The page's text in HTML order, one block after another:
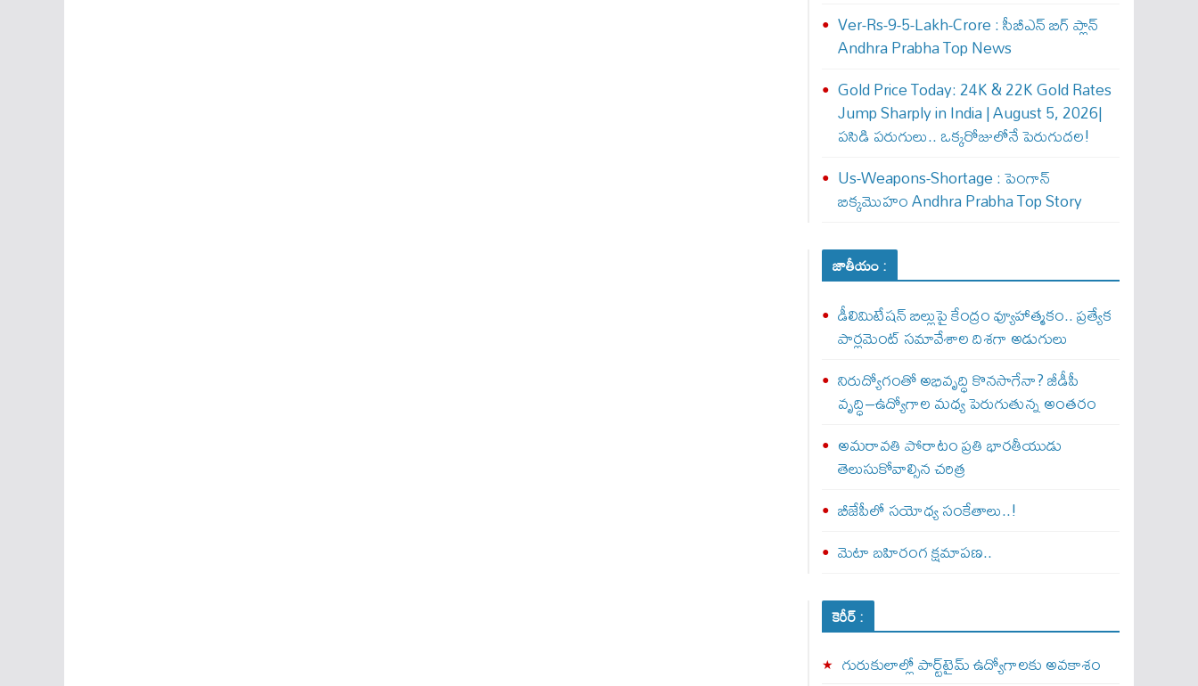
Ver-Rs-9-5-Lakh-Crore : సీబీఎన్ బిగ్ ప్లాన్
Andhra Prabha Top News
Gold Price Today: 24K & 22K Gold Rates
Jump Sharply in India | August 5, 2026|
పసిడి పరుగులు.. ఒక్కరోజులోనే పెరుగుద‌ల‌!
Us-Weapons-Shortage : పెంగాన్
బిక్క‌మొహం Andhra Prabha Top Story
జాతీయం :
డీలిమిటేషన్ బిల్లుపై కేంద్రం వ్యూహాత్మకం.. ప్రత్యేక
పార్లమెంట్ సమావేశాల దిశగా అడుగులు
నిరుద్యోగంతో అభివృద్ధి కొనసాగేనా? జీడీపీ
వృద్ధి–ఉద్యోగాల మధ్య పెరుగుతున్న అంతరం
అమరావతి పోరాటం ప్రతి భారతీయుడు
తెలుసుకోవాల్సిన చరిత్ర
బీజేపీలో సయోధ్య సంకేతాలు..!
మెటా బ‌హిరంగ క్షమాపణ..
కెరీర్ :
గురుకులాల్లో పార్ట్‌టైమ్ ఉద్యోగాలకు అవకాశం